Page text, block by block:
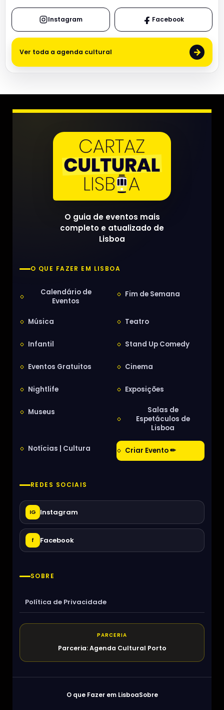
Instagram Facebook
Ver toda a agenda cultural →
O guia de eventos mais
completo e atualizado de
Lisboa
O QUE FAZER EM LISBOA
Calendário de
Eventos
Fim de Semana
Música Teatro
Infantil Stand Up Comedy
Eventos Gratuitos Cinema
Nightlife Exposições
Museus
Salas de
Espetáculos de
Lisboa
Notícias | Cultura Criar Evento ✏
REDES SOCIAIS
IG Instagram
f Facebook
SOBRE
Política de Privacidade
PARCERIA
Parceria: Agenda Cultural Porto
O que Fazer em LisboaSobre